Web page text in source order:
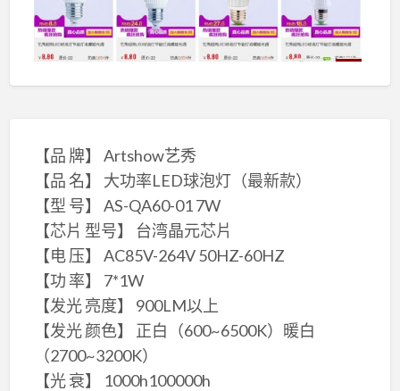
【品 牌】 Artshow艺秀
【品 名】 大功率LED球泡灯（最新款）
【型 号】 AS-QA60-01 7W
【芯片 型号】 台湾晶元芯片
【电 压】 AC85V-264V 50HZ-60HZ
【功 率】 7*1W
【发光 亮度】 900LM以上
【发光 颜色】 正白（600~6500K）暖白
（2700~3200K）
【光 衰】 1000h100000h